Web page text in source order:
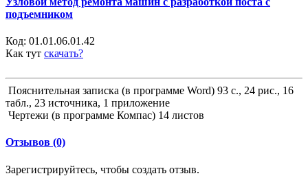
подъемником
Код: 01.01.06.01.42
Как тут скачать?
Пояснительная записка (в программе Word) 93 с., 24 рис., 16
табл., 23 источника, 1 приложение
Чертежи (в программе Компас) 14 листов
Отзывов (0)
Зарегистрируйтесь, чтобы создать отзыв.